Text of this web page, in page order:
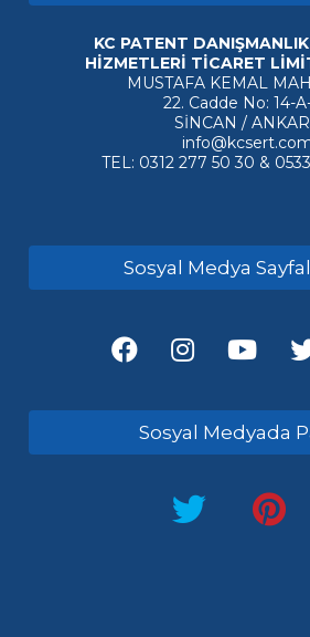
KC PATENT
HİZMETLERİ TİCARET
MUSTAFA KEMAL
22. Cadde No: 14-
SİNCAN /
TEL: 0312 277 50 30 &
Sosyal Medya
Sosyal Medyada